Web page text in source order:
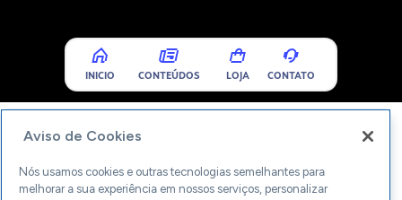
INICIO CONTEÚDOS LOJA CONTATO
Aviso de Cookies
Nós usamos cookies e outras tecnologias semelhantes para
melhorar a sua experiência em nossos serviços, personalizar